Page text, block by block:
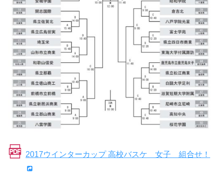
2017ウインターカップ 高校バスケ 女子 組合せ！